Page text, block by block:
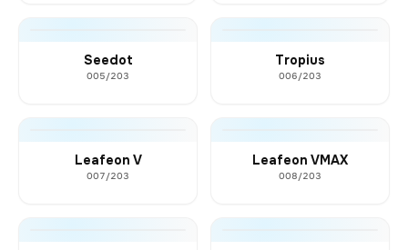
Seedot
005/203
Tropius
006/203
Leafeon V
007/203
Leafeon VMAX
008/203